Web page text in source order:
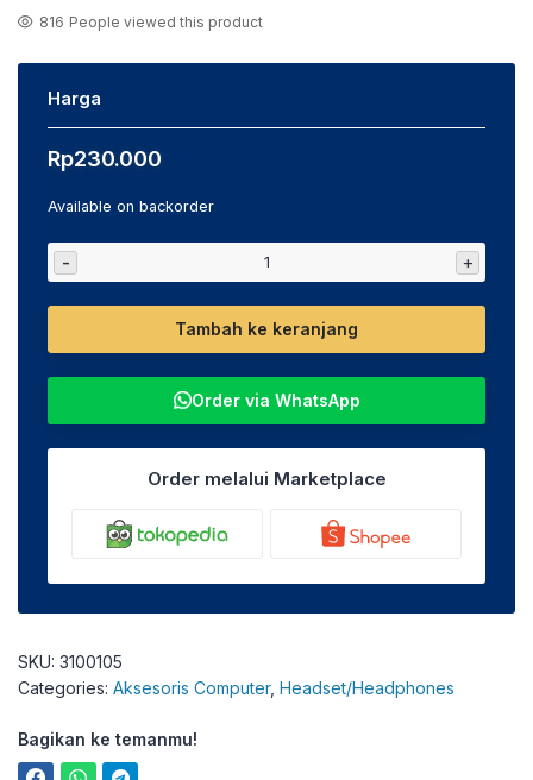
816 People viewed this product
Harga
Rp230.000
Available on backorder
- +
Tambah ke keranjang
Order via WhatsApp
Order melalui Marketplace
SKU: 3100105
Categories: Aksesoris Computer, Headset/Headphones
Bagikan ke temanmu!